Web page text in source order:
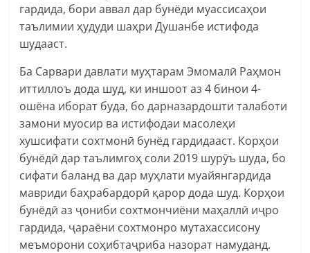
гардида, бори аввал дар бунёди муассисаҳои
таълимии ҳудуди шаҳри Душанбе истифода
шудааст.
Ба Сарвари давлати муҳтарам Эмомалӣ Раҳмон
иттиллоъ дода шуд, ки иншоот аз 4 бинои 4-
ошёна иборат буда, бо дарназардошти талаботи
замони муосир ва истифодаи масолеҳи
хушсифати сохтмонӣ бунёд гардидааст. Корҳои
бунёдӣ дар таълимгоҳ соли 2019 шурӯъ шуда, бо
сифати баланд ва дар муҳлати муайянгардида
мавриди баҳрабардорӣ қарор дода шуд. Корҳои
бунёдӣ аз ҷониби сохтмончиёни маҳаллӣ иҷро
гардида, ҷараёни сохтмонро мутахассисону
меъморони соҳибтаҷриба назорат намуданд.